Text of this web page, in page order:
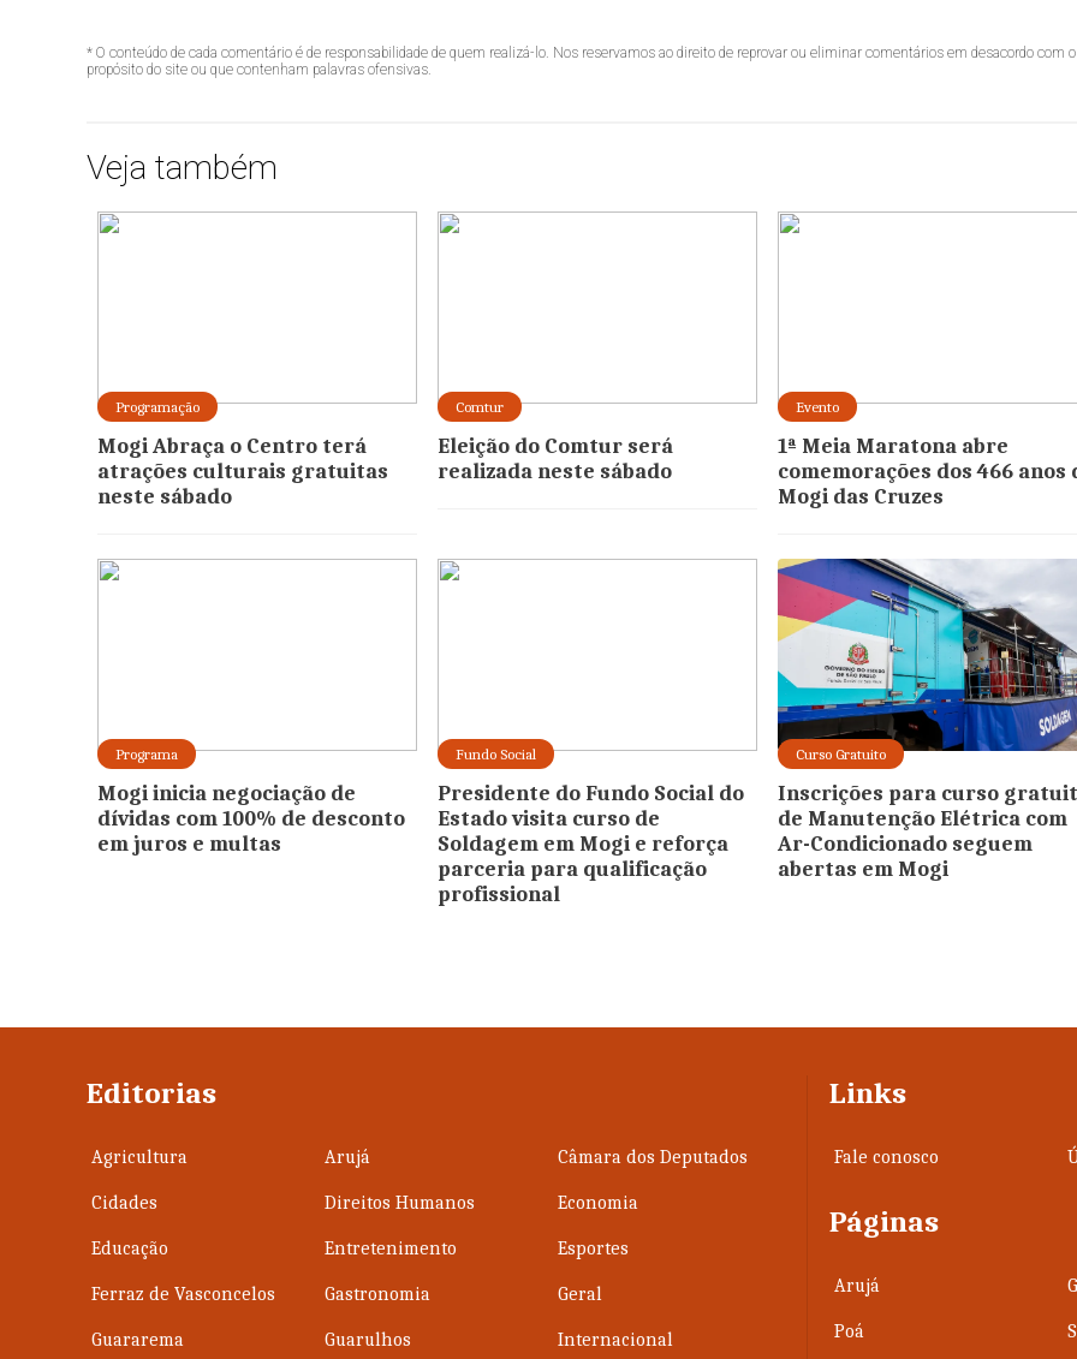
* O conteúdo de cada comentário é de responsabilidade de quem realizá-lo. Nos reservamos ao direito de reprovar ou eliminar comentários em desacordo com o
propósito do site ou que contenham palavras ofensivas.
Veja também
Programação
Mogi Abraça o Centro terá
atrações culturais gratuitas
neste sábado
Comtur
Eleição do Comtur será
realizada neste sábado
Evento
1ª Meia Maratona abre
comemorações dos 466 anos
Mogi das Cruzes
Programa
Mogi inicia negociação de
dívidas com 100% de desconto
em juros e multas
Fundo Social
Presidente do Fundo Social do
Estado visita curso de
Soldagem em Mogi e reforça
parceria para qualificação
profissional
Curso Gratuito
Inscrições para curso
de Manutenção Elétrica com
Ar-Condicionado seguem
abertas em Mogi
Editorias
Agricultura Arujá Câmara dos Deputados
Cidades Direitos Humanos Economia
Educação Entretenimento Esportes
Ferraz de Vasconcelos Gastronomia Geral
Guararema Guarulhos Internacional
Links
Fale conosco
Páginas
Arujá
Poá